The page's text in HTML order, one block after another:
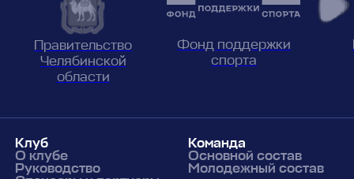
Правительство
Челябинской
области
Фонд поддержки
спорта
Клуб
О клубе
Руководство
Команда
Основной состав
Молодежный состав